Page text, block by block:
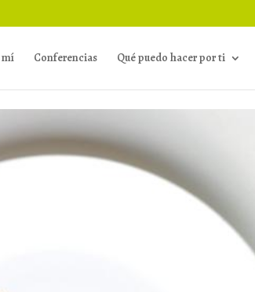
mí Conferencias Qué puedo hacer por ti